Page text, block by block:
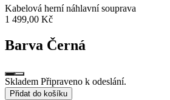
Kabelová herní náhlavní souprava
1 499,00 Kč
Barva Černá
Skladem Připraveno k odeslání.
Přidat do košíku